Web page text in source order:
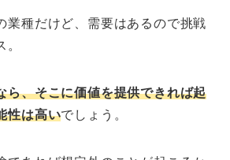
業種だけど、需要はあるので挑戦
。
ら、そこに価値を提供できれば起
性は高いでしょう。